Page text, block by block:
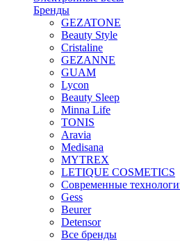
Бренды
GEZATONE
Beauty Style
Cristaline
GEZANNE
GUAM
Lycon
Beauty Sleep
Minna Life
TONIS
Aravia
Medisana
MYTREX
LETIQUE COSMETICS
Современные
Gess
Beurer
Detensor
Все бренды